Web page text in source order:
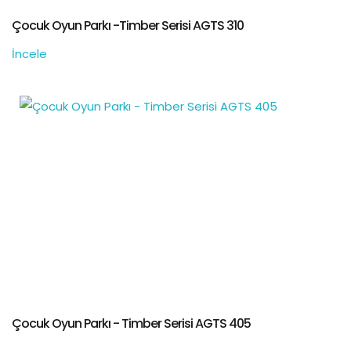
Çocuk Oyun Parkı -Timber Serisi AGTS 310
İncele
Çocuk Oyun Parkı - Timber Serisi AGTS 405